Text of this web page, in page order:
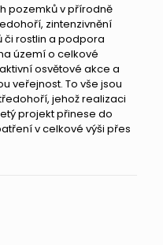
pozemků v přírodně
zintenzivnění
či rostlin a podpora
území o celkové
osvětové akce a
veřejnost. To vše jsou
jehož realizaci
projekt přinese do
v celkové výši přes